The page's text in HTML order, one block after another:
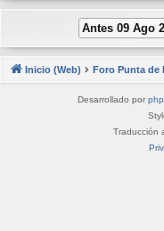
Inicio (Web) Foro Punta de
Desarrollado por
Traducción